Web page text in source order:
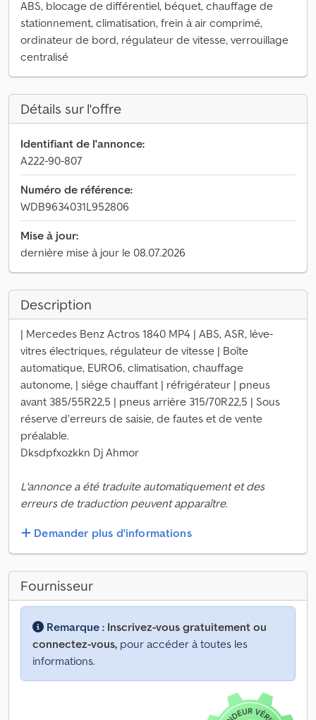
ABS, blocage de différentiel, béquet, chauffage de
stationnement, climatisation, frein à air comprimé,
ordinateur de bord, régulateur de vitesse, verrouillage
centralisé
Détails sur l'offre
Identifiant de l'annonce:
A222-90-807
Numéro de référence:
WDB9634031L952806
Mise à jour:
dernière mise à jour le 08.07.2026
Description
| Mercedes Benz Actros 1840 MP4 | ABS, ASR, lève-
vitres électriques, régulateur de vitesse | Boîte
automatique, EURO6, climatisation, chauffage
autonome, | siège chauffant | réfrigérateur | pneus
avant 385/55R22,5 | pneus arrière 315/70R22,5 | Sous
réserve d’erreurs de saisie, de fautes et de vente
préalable.
Dksdpfxozkkn Dj Ahmor
L'annonce a été traduite automatiquement et des
erreurs de traduction peuvent apparaître.
Demander plus d'informations
Fournisseur
Remarque : Inscrivez-vous gratuitement ou
connectez-vous, pour accéder à toutes les
informations.